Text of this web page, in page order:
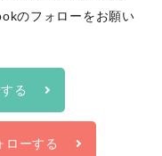
のフォローをお願い
る
ローする